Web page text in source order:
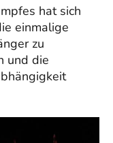
hat sich
einmalige
zu
und die